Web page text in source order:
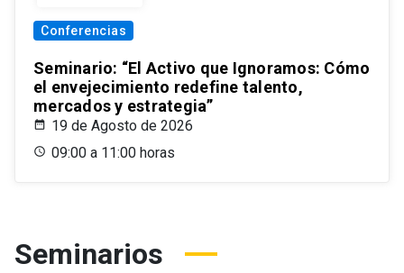
Conferencias
Seminario: “El Activo que Ignoramos: Cómo
el envejecimiento redefine talento,
mercados y estrategia”
19 de Agosto de 2026
09:00 a 11:00 horas
Seminarios